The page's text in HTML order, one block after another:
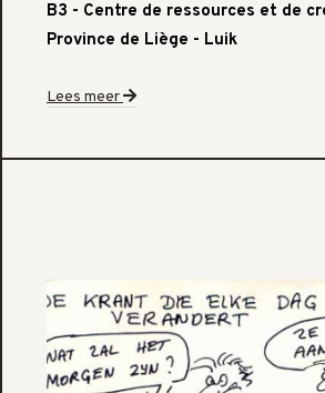
B3 - Centre de ressources et de
Province de Liège - Luik
Lees meer